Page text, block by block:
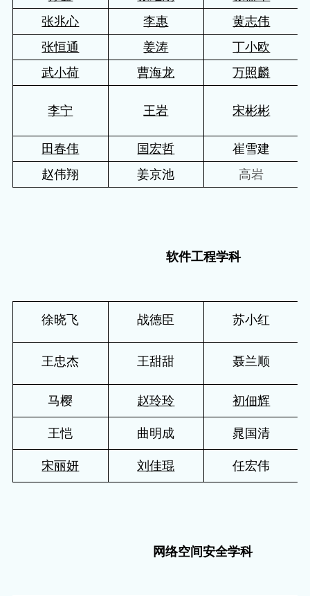
张兆心
李惠
黄志伟
张恒通
姜涛
丁小欧
武小荷
曹海龙 万照麟
李宁 王岩 宋彬彬
田春伟 国宏哲
崔雪建
赵伟翔
姜京池 高岩
软件工程学科
徐晓飞 战德臣 苏小红
王忠杰 王甜甜 聂兰顺
马樱 赵玲玲 初佃辉
王恺 曲明成 晁国清
宋丽妍 刘佳琨 任宏伟
网络空间安全学科